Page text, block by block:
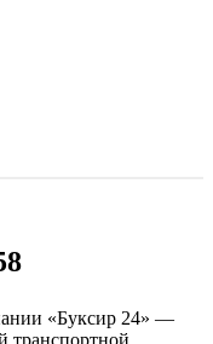
«Буксир 24» —
транспортной